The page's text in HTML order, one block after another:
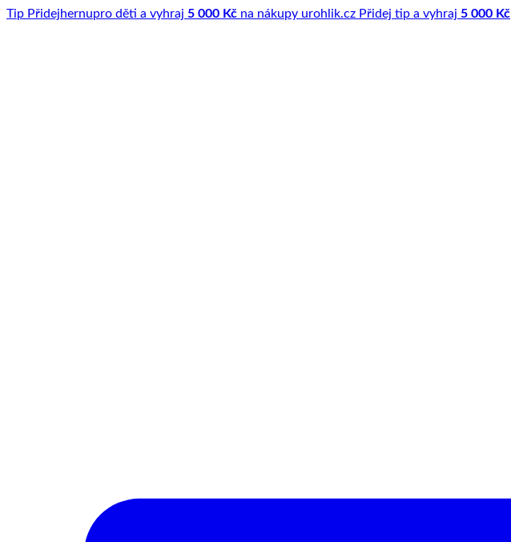
Tip Přidejhernupro děti a vyhraj 5 000 Kč na nákupy urohlik.cz Přidej tip a vyhraj 5 000 Kč